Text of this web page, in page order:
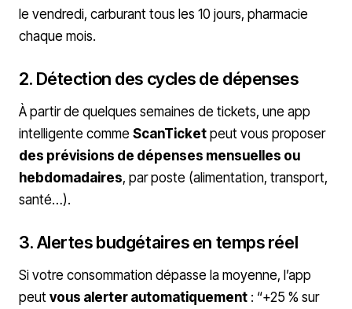
le vendredi, carburant tous les 10 jours, pharmacie
chaque mois.
2. Détection des cycles de dépenses
À partir de quelques semaines de tickets, une app
intelligente comme ScanTicket peut vous proposer
des prévisions de dépenses mensuelles ou
hebdomadaires, par poste (alimentation, transport,
santé…).
3. Alertes budgétaires en temps réel
Si votre consommation dépasse la moyenne, l’app
peut vous alerter automatiquement : “+25 % sur